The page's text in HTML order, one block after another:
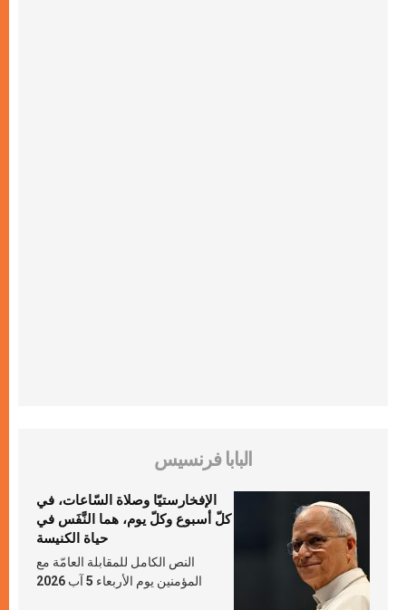
البابا فرنسيس
الإفخارستيّا وصلاة السّاعات، في
كلّ أسبوع وكلّ يوم، هما النَّفَس في
حياة الكنيسة
النص الكامل للمقابلة العامّة مع
المؤمنين يوم الأربعاء 5 آب 2026